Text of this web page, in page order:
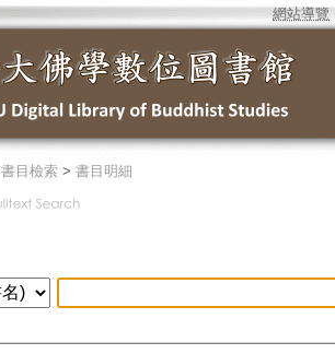
網站導覽
書目檢索 > 書目明細